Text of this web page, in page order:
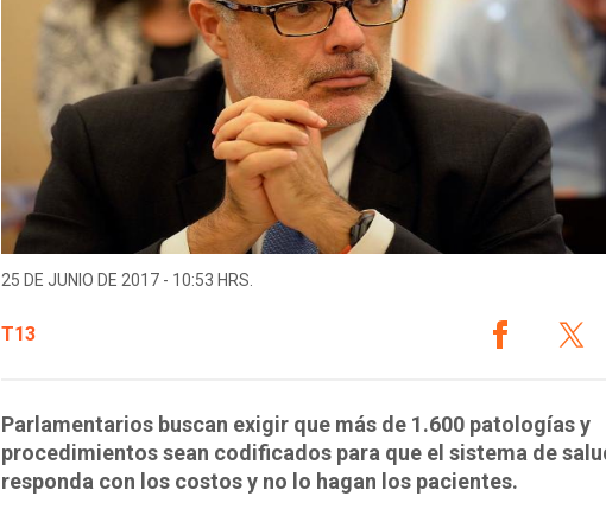
25 DE JUNIO DE 2017 - 10:53 HRS.
T13
Parlamentarios buscan exigir que más de 1.600 patologías y
procedimientos sean codificados para que el sistema de
responda con los costos y no lo hagan los pacientes.